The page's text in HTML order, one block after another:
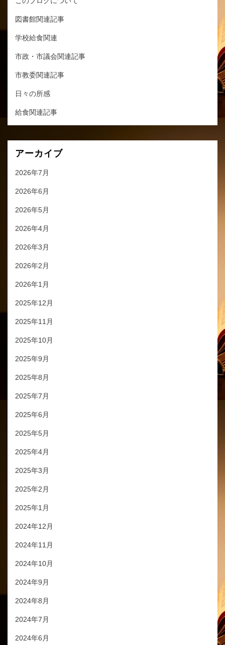
図書館関連記事
学校給食関連
市政・市議会関連記事
市教委関連記事
日々の所感
給食関連記事
アーカイブ
2026年7月
2026年6月
2026年5月
2026年4月
2026年3月
2026年2月
2026年1月
2025年12月
2025年11月
2025年10月
2025年9月
2025年8月
2025年7月
2025年6月
2025年5月
2025年4月
2025年3月
2025年2月
2025年1月
2024年12月
2024年11月
2024年10月
2024年9月
2024年8月
2024年7月
2024年6月